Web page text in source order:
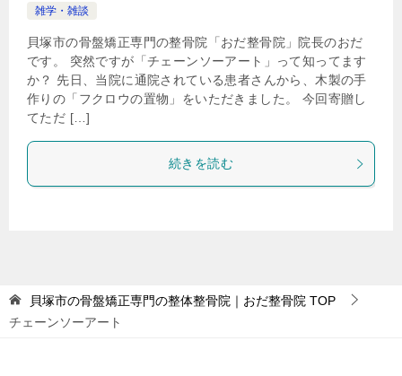
雑学・雑談
貝塚市の骨盤矯正専門の整骨院「おだ整骨院」院長のおだ
です。 突然ですが「チェーンソーアート」って知ってます
か？ 先日、当院に通院されている患者さんから、木製の手
作りの「フクロウの置物」をいただきました。 今回寄贈し
てただ […]
続きを読む
貝塚市の骨盤矯正専門の整体整骨院｜おだ整骨院 TOP
チェーンソーアート